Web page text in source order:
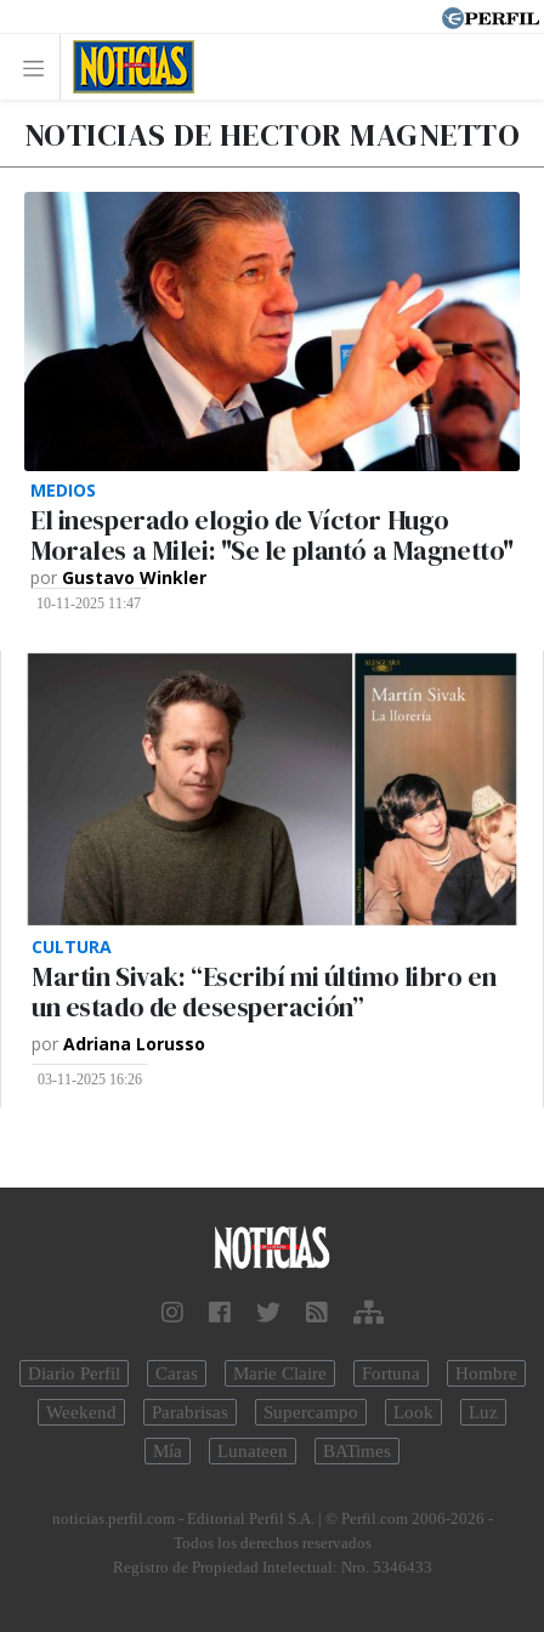
NOTICIAS DE HECTOR MAGNETTO
MEDIOS
El inesperado elogio de Víctor Hugo
Morales a Milei: "Se le plantó a Magnetto"
por Gustavo Winkler
10-11-2025 11:47
CULTURA
Martin Sivak: “Escribí mi último libro en
un estado de desesperación”
por Adriana Lorusso
03-11-2025 16:26
Diario Perfil Caras Marie Claire Fortuna
Hombre
Weekend
Parabrisas Supercampo Look
Luz
Mía
Lunateen BATimes
noticias.perfil.com - Editorial Perfil S.A. | © Perfil.com 2006-2026 -
Todos los derechos reservados
Registro de Propiedad Intelectual: Nro. 5346433